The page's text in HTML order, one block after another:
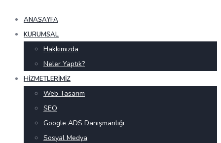
ANASAYFA
KURUMSAL
Hakkımızda
Neler Yaptık?
HIZMETLERIMIZ
Web Tasarım
SEO
Google ADS Danışmanlığı
Sosyal Medya